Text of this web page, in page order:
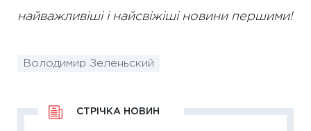
найважливіші і найсвіжіші новини першими!
Володимир Зеленьский
СТРІЧКА НОВИН